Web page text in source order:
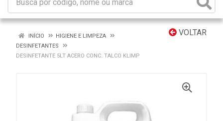
VOLTAR
INÍCIO
HIGIENE E LIMPEZA
DESINFETANTES
DESINFETANTE 5LT ACERO CONC. TALCO KLIMP